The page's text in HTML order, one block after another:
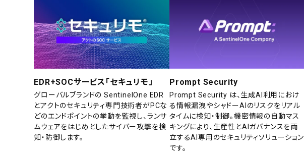
EDR+SOCサービス「セキュリモ」
グローバルブランドの SentinelOne EDR
とアクトのセキュリティ専門技術者がPCな
どのエンドポイントの挙動を監視し、ランサ
ムウェアをはじめとしたサイバー攻撃を検
知・防御します。
Prompt Security
Prompt Security は、生成AI利用におけ
る情報漏洩やシャドーAIのリスクをリアル
タイムに検知・制御。機密情報の自動マス
キングにより、生産性とAIガバナンスを両
立するAI専用のセキュリティソリューション
です。